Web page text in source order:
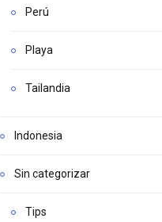
Perú
Playa
Tailandia
Indonesia
Sin categorizar
Tips